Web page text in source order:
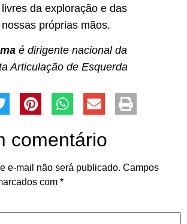
da exploração e das
próprias mãos.
é dirigente nacional da
Articulação de Esquerda
comentário
e-mail não será publicado. Campos
com *